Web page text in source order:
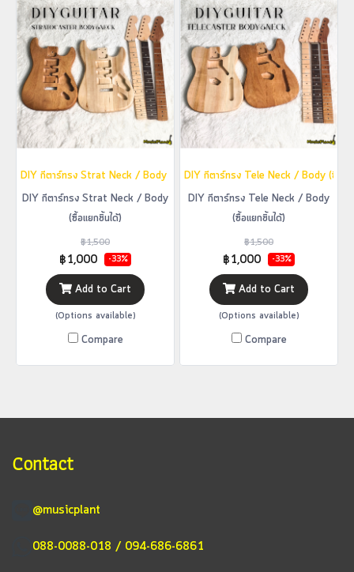
DIY กีตาร์ทรง Strat Neck / Body (ซื้อแยกชิ้นได้)
DIY กีตาร์ทรง Strat Neck / Body
(ซื้อแยกชิ้นได้)
฿1,500
฿1,000 -33%
Add to Cart
(Options available)
Compare
DIY กีตาร์ทรง Tele Neck / Body (ซื้อแย
DIY กีตาร์ทรง Tele Neck / Body
(ซื้อแยกชิ้นได้)
฿1,500
฿1,000 -33%
Add to Cart
(Options available)
Compare
Contact
@musicplant
088-0088-018 / 094-686-6861